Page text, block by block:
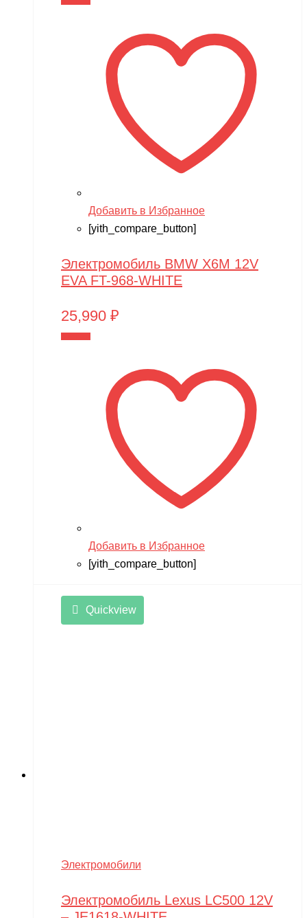
Добавить в Избранное
[yith_compare_button]
Электромобиль BMW X6M 12V
EVA FT-968-WHITE
25,990 ₽
Добавить в Избранное
[yith_compare_button]
Quickview
Электромобили
Электромобиль Lexus LC500 12V